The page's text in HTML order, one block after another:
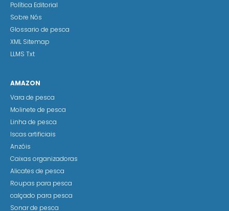
Política Editorial
Sobre Nós
Glossario de pesca
XML Sitemap
LLMS Txt
AMAZON
Vara de pesca
Molinete de pesca
Linha de pesca
Iscas artificiais
Anzóis
Caixas organizadoras
Alicates de pesca
Roupas para pesca
calçado para pesca
Sonar de pesca